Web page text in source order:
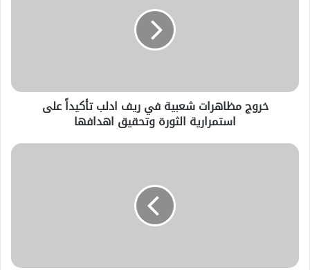
خروج مظاهرات شعبية في ريف ادلب تأكيداً على
استمرارية الثورة وتحقيق اهدافها